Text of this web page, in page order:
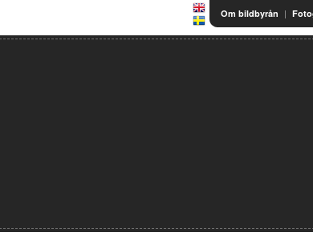
Om bildbyrån |